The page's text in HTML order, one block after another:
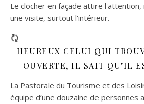
Le clocher en façade attire
une visite, surtout l'intérieur.
HEUREUX CELUI QUI
OUVERTE, IL SAIT QU’IL
La Pastorale du Tourisme et des
équipe d’une douzaine de personnes